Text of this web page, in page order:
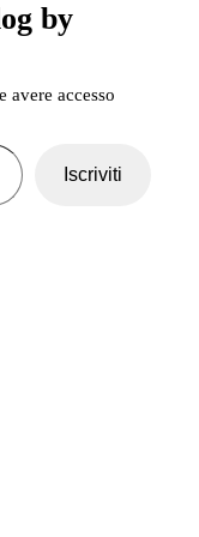
by
avere accesso
Iscriviti